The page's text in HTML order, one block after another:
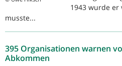
1943 wurde er
musste...
395 Organisationen warnen
Abkommen